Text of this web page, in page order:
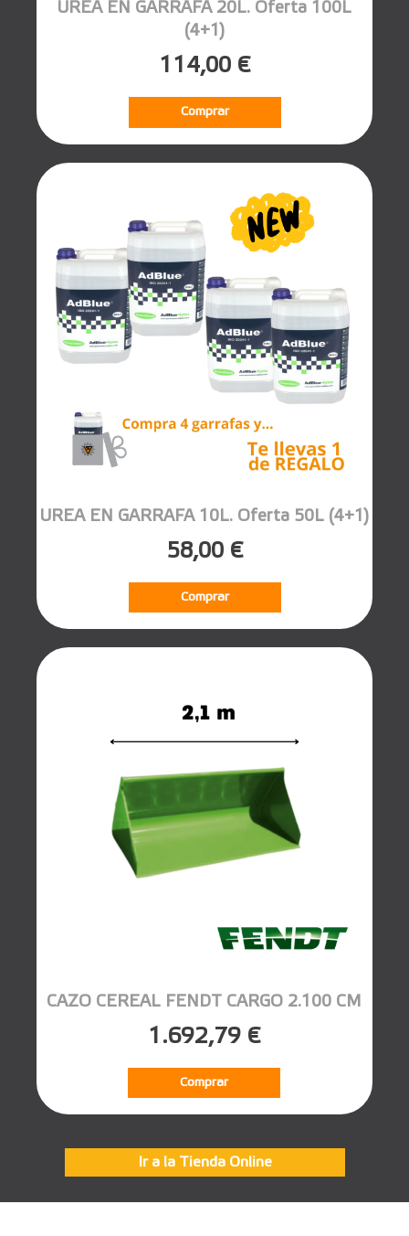
UREA EN GARRAFA 20L. Oferta 100L
(4+1)
114,00 €
Comprar
UREA EN GARRAFA 10L. Oferta 50L (4+1)
58,00 €
Comprar
CAZO CEREAL FENDT CARGO 2.100 CM
1.692,79 €
Comprar
Ir a la Tienda Online